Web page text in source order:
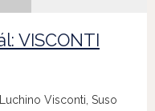
VISCONTI
Luchino Visconti, Suso